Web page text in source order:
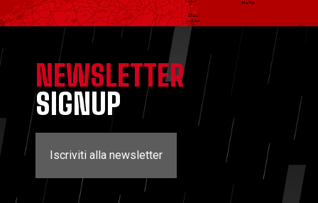
NEWSLETTER
SIGNUP
Iscriviti alla newsletter